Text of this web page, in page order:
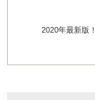
2020年最新版